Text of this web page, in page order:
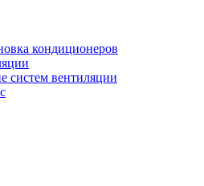
кондиционеров
систем вентиляции